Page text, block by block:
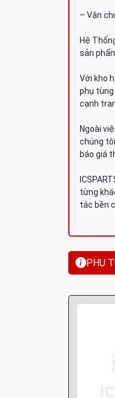
– Vận
Hệ
sản
Với kho
phụ
cạnh
Ngoài
chúng
báo giá
từng
tác bền
PHỤ